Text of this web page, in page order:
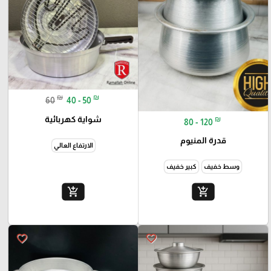
80 - 120 ₪
قدرة المنيوم
وسط خفيف كبير خفيف
add_shopping_cart
60 ₪ 40 - 50 ₪
شواية كهربائية
الارتفاع العالي
add_shopping_cart
favorite_border
favorite_border